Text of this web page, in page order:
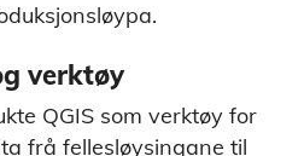
verktøy
QGIS som verktøy for
frå fellesløysingane til